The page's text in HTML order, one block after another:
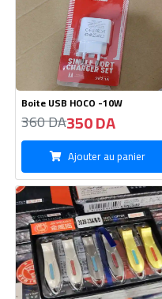
Coupe-ongles /12Pieces
1250 DA1200 DA
Ajouter au panier